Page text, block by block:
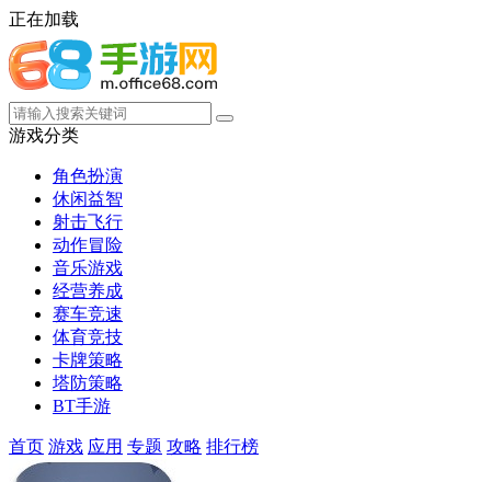
正在加载
游戏分类
角色扮演
休闲益智
射击飞行
动作冒险
音乐游戏
经营养成
赛车竞速
体育竞技
卡牌策略
塔防策略
BT手游
首页 游戏 应用 专题 攻略 排行榜